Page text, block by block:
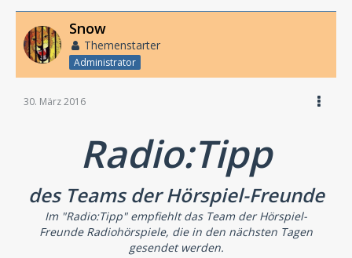
Snow
Themenstarter
Administrator
30. März 2016
Radio:Tipp
des Teams der Hörspiel-Freunde
Im "Radio:Tipp" empfiehlt das Team der Hörspiel-
Freunde Radiohörspiele, die in den nächsten Tagen
gesendet werden.